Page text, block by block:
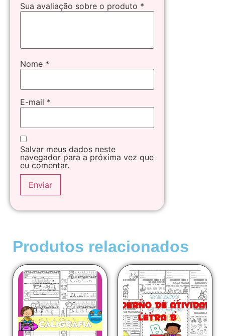
Sua avaliação sobre o produto *
Nome *
E-mail *
Salvar meus dados neste
navegador para a próxima vez que
eu comentar.
Produtos relacionados